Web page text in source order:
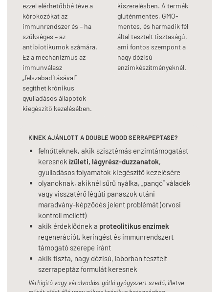
ezzel elérhetőbbé téve a
kórokozókat az
immunrendszer és – ha
szükséges – az
antibiotikumok számára.
Ez a mechanizmus az
immunválasz
„felszabadításával”
segíthet krónikus
gyulladásos állapotok
kiegészítő kezelésében.
kiszerelésben. A termék
gluténmentes, GMO-
mentes, és harmadik fél
által tesztelt tisztaságú,
ami fontos szempont a
nagy dózisú
enzimkészítményeknél.
KINEK AJÁNLOTT A DOUBLE WOOD SERRAPEPTASE?
felnőtteknek, akik szisztémás enzimtámogatást
keresnek ízületi, lágyrész-duzzanatok,
gyulladásos folyamatok kiegészítő kezelésére
olyanoknak, akiknél sűrű nyálka, „pangó” váladék
vagy visszatérő légúti panaszok utáni
maradvány-képződés jelent problémát (orvosi
kontroll mellett)
akik érdeklődnek a proteolitikus enzimek
regenerációt, keringést és immunrendszert
támogató szerepe iránt
akik tiszta, nagy dózisú, laborban tesztelt
szerrapeptáz formulát keresnek
Vérhígító vagy véralvadást gátló gyógyszert szedő, illetve